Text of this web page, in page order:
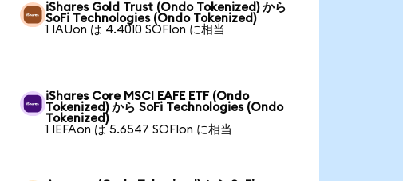
iShares Gold Trust (Ondo Tokenized) から
SoFi Technologies (Ondo Tokenized)
1 IAUon は 4.4010 SOFIon に相当
iShares Core MSCI EAFE ETF (Ondo
Tokenized) から SoFi Technologies (Ondo
Tokenized)
1 IEFAon は 5.6547 SOFIon に相当